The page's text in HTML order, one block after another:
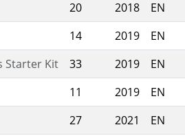
20 2018
EN
14 2019
EN
Starter Kit 33 2019
EN
11 2019
EN
27 2021
EN